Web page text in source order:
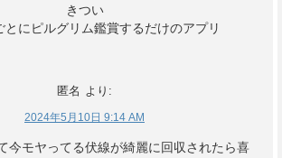
きつい
とにピルグリム鑑賞するだけのアプリ
匿名 より:
2024年5月10日 9:14 AM
今モヤってる伏線が綺麗に回収されたら喜